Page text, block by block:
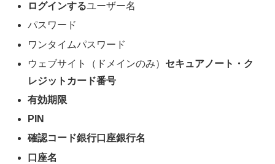
ログインするユーザー名
パスワード
ワンタイムパスワード
ウェブサイト（ドメインのみ） セキュアノート・ク
レジットカード番号
有効期限
PIN
確認コード銀行口座銀行名
口座名